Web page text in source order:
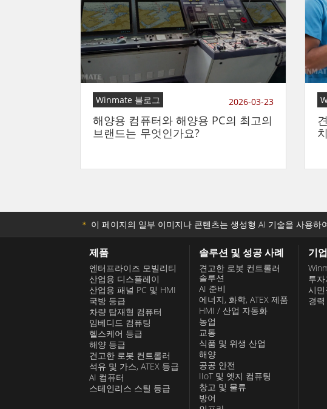
Winmate 블로그 2026-03-23
해양용 컴퓨터와 해양용 PC의 최고의
브랜드는 무엇인가요?
＊ 이 페이지의 일부 이미지나 콘텐츠는 생성형 AI 기술을 사용
제품
엔터프라이즈 모빌리티
산업용 디스플레이
산업용 패널 PC 및 HMI
국방 등급
차량 탑재형 컴퓨터
임베디드 컴퓨팅
헬스케어 등급
해양 등급
견고한 로봇 컨트롤러
석유 및 가스, ATEX 등급
AI 컴퓨터
스테인리스 스틸 등급
솔루션 및 성공 사례
견고한 로봇 컨트롤러
솔루션
AI 준비
에너지, 화학, ATEX 제품
HMI / 산업 자동화
농업
교통
식품 및 위생 산업
해양
공공 안전
IIoT 및 엣지 컴퓨팅
창고 및 물류
방어
기
투
시민
경력